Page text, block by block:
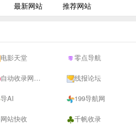
最新网站 推荐网站
电影天堂 零点导航
自动收录网 - 自动秒收录-网站收录-收录网站-网址收录-秒收录 线报论坛
导AI 199导航网
网站快收 千帆收录